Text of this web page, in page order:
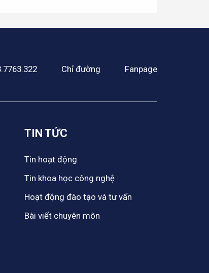
Chỉ đường Fanpage
TIN TỨC
Tin hoạt động
Tin khoa học công nghệ
Hoạt động đào tạo và tư vấn
Bài viết chuyên môn